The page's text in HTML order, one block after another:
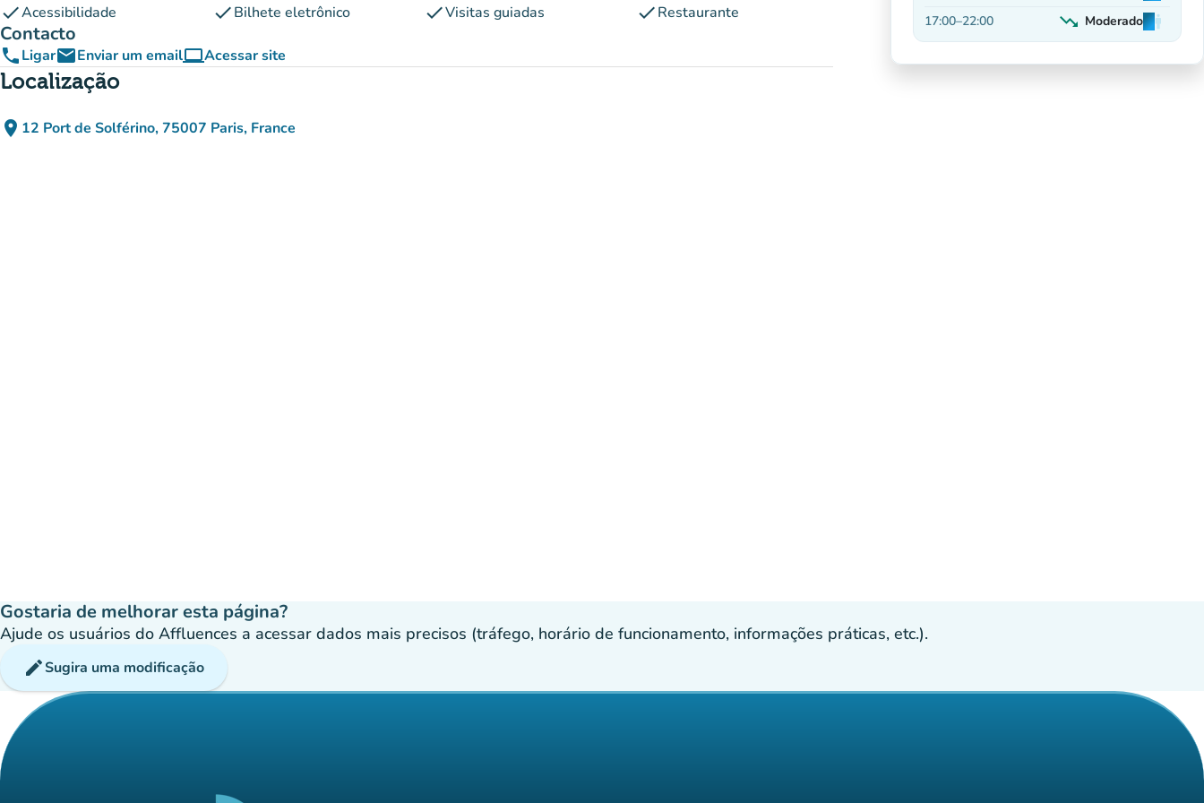
checkAcessibilidade checkBilhete eletrônico checkVisitas guiadas checkRestaurante
Contacto
phoneLigaremailEnviar um emailcomputerAcessar site
(novo separador)
Localização
place 12 Port de Solférino, 75007 Paris, France
(abrir no Google Maps)
(novo separador)
17:00–22:00 trending_down
Decrescente
Moderadoman
man
man
Gostaria de melhorar esta página?
Ajude os usuários do Affluences a acessar dados mais precisos (tráfego, horário de funcionamento, informações práticas, etc.).
editSugira uma modificação